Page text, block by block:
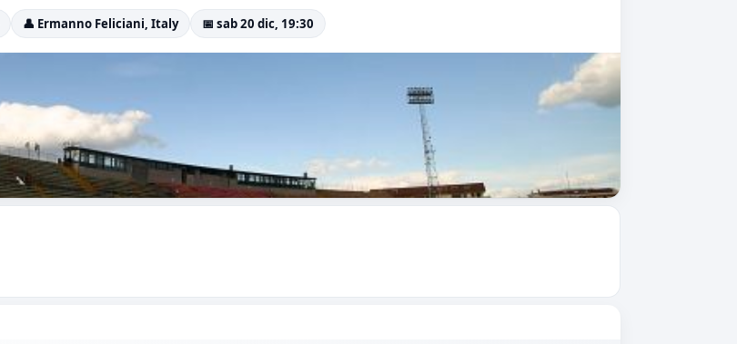
👤 Ermanno Feliciani, Italy 📅 sab 20 dic, 19:30